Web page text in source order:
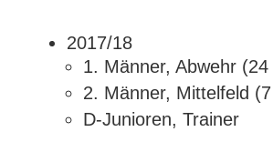
2017/18
1. Männer, Abwehr
2. Männer, Mittelfeld
D-Junioren, Trainer